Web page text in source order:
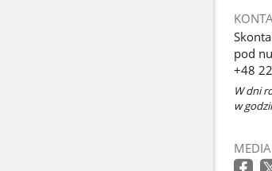
się
w
oknie
pod
+48
W dni
w